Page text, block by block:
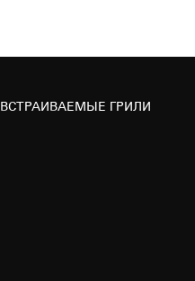
ВСТРАИВАЕМЫЕ ГРИЛИ